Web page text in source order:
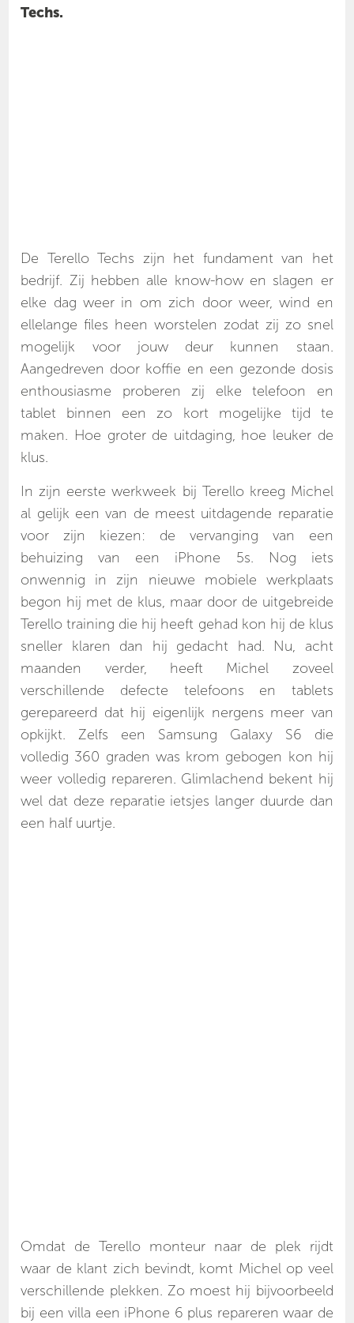
Techs.
De Terello Techs zijn het fundament van het
bedrijf. Zij hebben alle know-how en slagen er
elke dag weer in om zich door weer, wind en
ellelange files heen worstelen zodat zij zo snel
mogelijk voor jouw deur kunnen staan.
Aangedreven door koffie en een gezonde dosis
enthousiasme proberen zij elke telefoon en
tablet binnen een zo kort mogelijke tijd te
maken. Hoe groter de uitdaging, hoe leuker de
klus.
In zijn eerste werkweek bij Terello kreeg Michel
al gelijk een van de meest uitdagende reparatie
voor zijn kiezen: de vervanging van een
behuizing van een iPhone 5s. Nog iets
onwennig in zijn nieuwe mobiele werkplaats
begon hij met de klus, maar door de uitgebreide
Terello training die hij heeft gehad kon hij de klus
sneller klaren dan hij gedacht had. Nu, acht
maanden verder, heeft Michel zoveel
verschillende defecte telefoons en tablets
gerepareerd dat hij eigenlijk nergens meer van
opkijkt. Zelfs een Samsung Galaxy S6 die
volledig 360 graden was krom gebogen kon hij
weer volledig repareren. Glimlachend bekent hij
wel dat deze reparatie ietsjes langer duurde dan
een half uurtje.
Omdat de Terello monteur naar de plek rijdt
waar de klant zich bevindt, komt Michel op veel
verschillende plekken. Zo moest hij bijvoorbeeld
bij een villa een iPhone 6 plus repareren waar de